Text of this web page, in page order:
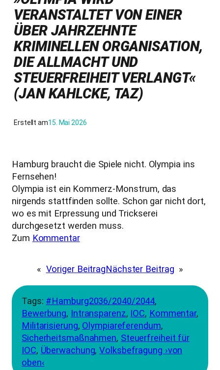
VERANSTALTET VON EINER
ÜBER JAHRZEHNTE
KRIMINELLEN ORGANISATION,
DIE ALLMACHT UND
STEUERFREIHEIT VERLANGT«
(JAN KAHLCKE, TAZ)
Erstellt am15. Mai 2026
Hamburg braucht die Spiele nicht. Olympia ins
Fernsehen!
Olympia ist ein Kommerz-Monstrum, das
nirgends stattfinden sollte. Schon gar nicht dort,
wo es mit Erpressung und Trickserei
durchgesetzt werden muss.
Zum Kommentar
« Voriger BeitragNächster Beitrag »
Tags: #Hamburg2036/2040/2044
Bewerbung, Intransparenz, IOC, Kommentar
Militarisierung, Olympiareferendum
Sicherheitsmaßnahmen, Steuerfreiheit für
IOC, Überwachung, Volksbefragung ›von
oben‹